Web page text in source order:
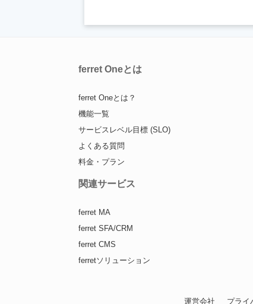
ferret Oneとは
ferret Oneとは？
機能一覧
サービスレベル目標 (SLO)
よくある質問
料金・プラン
関連サービス
ferret MA
ferret SFA/CRM
ferret CMS
ferretソリューション
運営会社 プライ